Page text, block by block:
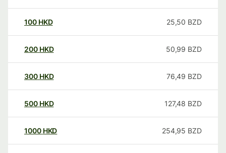
100 HKD 25,50 BZD
200 HKD 50,99 BZD
300 HKD 76,49 BZD
500 HKD 127,48 BZD
1000 HKD 254,95 BZD